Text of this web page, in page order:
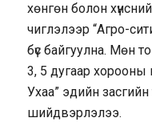
хөнгөн болон
чиглэлээр “Агро-
бүс байгуулна. Мөн
3, 5 дугаар хорооны
Ухаа” эдийн засгийн
шийдвэрлэлээ.